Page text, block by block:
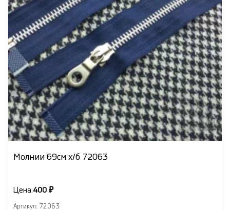
Молнии 69см х/б 72063
Цена:400 ₽
Артикул: 72063